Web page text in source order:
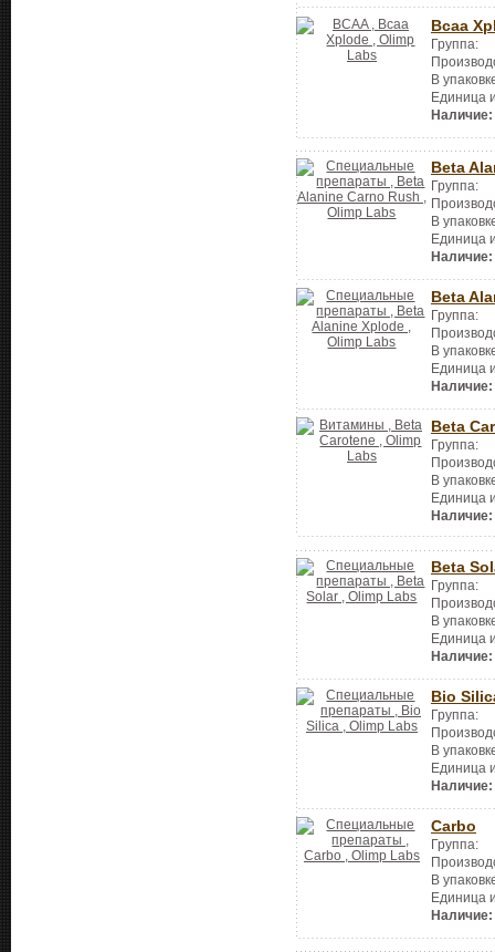
Bcaa
Группа:
В
Единица
Наличие:
Beta
Группа:
В
Единица
Наличие:
Beta
Группа:
В
Единица
Наличие:
Beta
Группа:
В
Единица
Наличие:
Beta
Группа:
В
Единица
Наличие:
Bio
Группа:
В
Единица
Наличие:
Carbo
Группа:
В
Единица
Наличие: